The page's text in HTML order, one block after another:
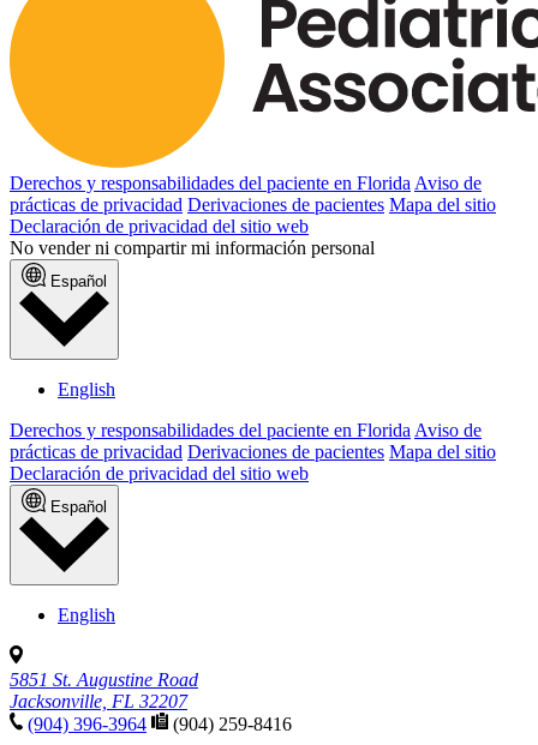
Derechos y responsabilidades del paciente en Florida Aviso de
prácticas de privacidad Derivaciones de pacientes Mapa del sitio
Declaración de privacidad del sitio web
No vender ni compartir mi información personal
Español
English
Derechos y responsabilidades del paciente en Florida Aviso de
prácticas de privacidad Derivaciones de pacientes Mapa del sitio
Declaración de privacidad del sitio web
Español
English
5851 St. Augustine Road
Jacksonville, FL 32207
(904) 396-3964
(904) 259-8416